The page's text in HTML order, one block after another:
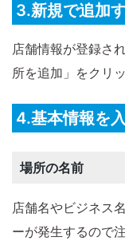
3.新規で追加
店舗情報が登録さ
所を追加」をクリ
4.基本情報を
場所の名前
店舗名やビジネス
ーが発生するので